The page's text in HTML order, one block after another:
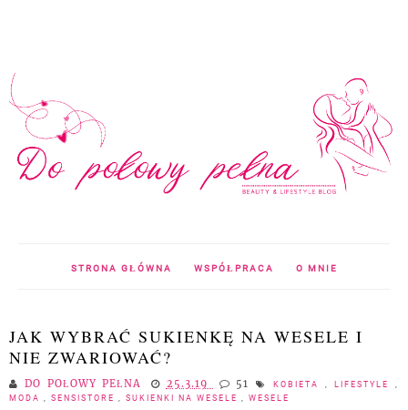
STRONA GŁÓWNA WSPÓŁPRACA O MNIE
JAK WYBRAĆ SUKIENKĘ NA WESELE I
NIE ZWARIOWAĆ?
DO POŁOWY PEŁNA 25.3.19 51 KOBIETA LIFESTYLE
MODA
SENSISTORE SUKIENKI NA WESELE WESELE